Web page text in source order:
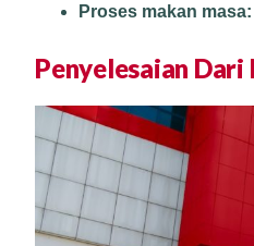
Proses makan masa:
Penyelesaian